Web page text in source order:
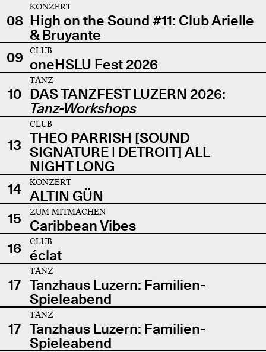
08
KONZERT
High on the Sound #11: Club Arielle
& Bruyante
09
CLUB
oneHSLU Fest 2026
10
TANZ
DAS TANZFEST LUZERN 2026:
Tanz-Workshops
13
CLUB
THEO PARRISH [SOUND
SIGNATURE | DETROIT] ALL
NIGHT LONG
14
KONZERT
ALTIN GÜN
15
ZUM MITMACHEN
Caribbean Vibes
16
CLUB
éclat
17
TANZ
Tanzhaus Luzern: Familien-
Spieleabend
17
TANZ
Tanzhaus Luzern: Familien-
Spieleabend